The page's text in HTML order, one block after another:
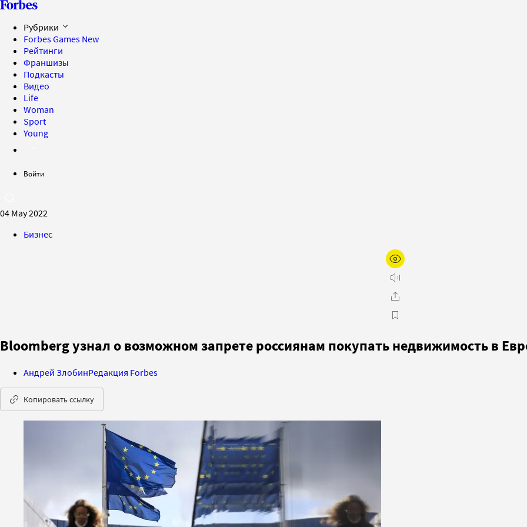
Рубрики
Forbes Games New
Рейтинги
Франшизы
Подкасты
Видео
Life
Woman
Sport
Young
Войти
04 May 2022
Бизнес
Bloomberg узнал о возможном запрете россиянам покупать недвижимость в
Андрей ЗлобинРедакция Forbes
Копировать ссылку